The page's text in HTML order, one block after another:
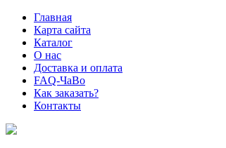
Главная
Карта сайта
Каталог
О нас
Доставка и оплата
FAQ-ЧаВо
Как заказать?
Контакты